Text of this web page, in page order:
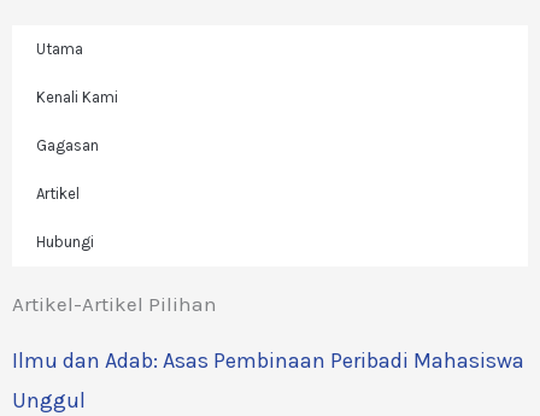
Utama
Kenali Kami
Gagasan
Artikel
Hubungi
Artikel-Artikel Pilihan
Ilmu dan Adab: Asas Pembinaan Peribadi Mahasiswa
Unggul